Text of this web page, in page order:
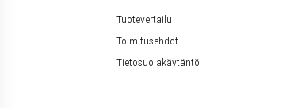
Tuotevertailu
Toimitusehdot
Tietosuojakäytäntö